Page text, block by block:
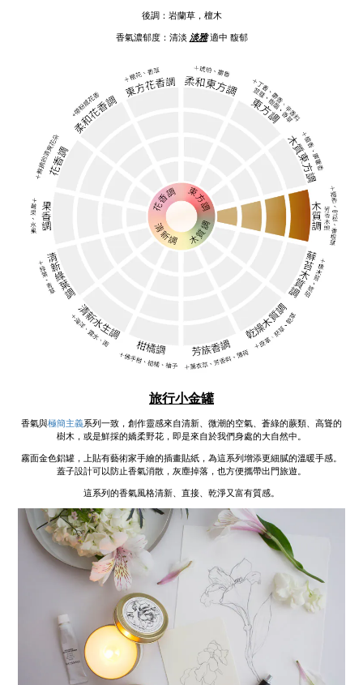
後調：岩蘭草，檀木
香氣濃郁度： 清淡 淡雅 適中 馥郁
旅行小金罐
香氣與極簡主義系列一致，創作靈感來自清新、微潮的空氣、蒼綠的蕨類、高聳的
樹木，或是鮮採的嬌柔野花，即是來自於我們身處的大自然中。
霧面金色鋁罐，上貼有藝術家手繪的插畫貼紙，為這系列增添更細膩的溫暖手感。
蓋子設計可以防止香氣消散，灰塵掉落，也方便攜帶出門旅遊。
這系列的香氣風格清新、直接、乾淨又富有質感。